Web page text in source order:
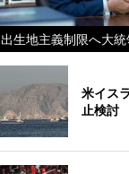
出生地主義制限へ大統
米イス
止検討